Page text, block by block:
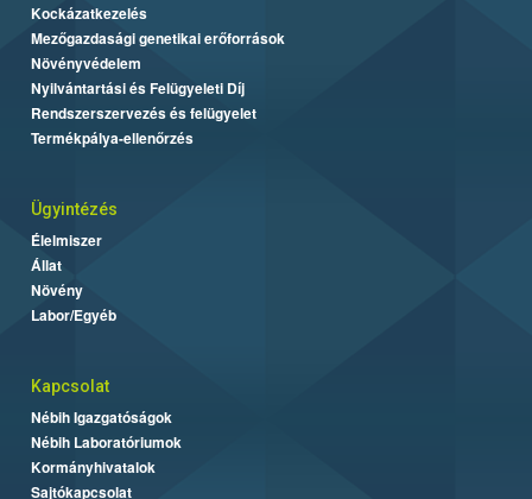
Kockázatkezelés
Mezőgazdasági genetikai erőforrások
Növényvédelem
Nyilvántartási és Felügyeleti Díj
Rendszerszervezés és felügyelet
Termékpálya-ellenőrzés
Ügyintézés
Élelmiszer
Állat
Növény
Labor/Egyéb
Kapcsolat
Nébih Igazgatóságok
Nébih Laboratóriumok
Kormányhivatalok
Sajtókapcsolat